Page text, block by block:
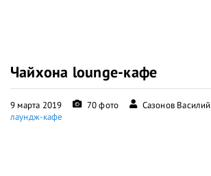
Чайхона lounge-кафе
9 марта 2019 70 фото Сазонов Василий
лаундж-кафе